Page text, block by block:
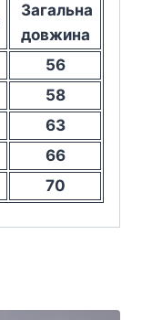
Загальна
довжина
56
58
63
66
70